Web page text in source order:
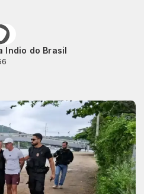
Indio do Brasil